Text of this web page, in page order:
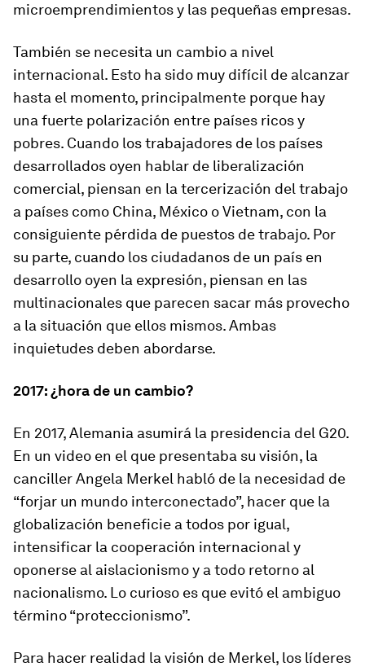
microemprendimientos y las pequeñas empresas.
También se necesita un cambio a nivel
internacional. Esto ha sido muy difícil de alcanzar
hasta el momento, principalmente porque hay
una fuerte polarización entre países ricos y
pobres. Cuando los trabajadores de los países
desarrollados oyen hablar de liberalización
comercial, piensan en la tercerización del trabajo
a países como China, México o Vietnam, con la
consiguiente pérdida de puestos de trabajo. Por
su parte, cuando los ciudadanos de un país en
desarrollo oyen la expresión, piensan en las
multinacionales que parecen sacar más provecho
a la situación que ellos mismos. Ambas
inquietudes deben abordarse.
2017: ¿hora de un cambio?
En 2017, Alemania asumirá la presidencia del G20.
En un video en el que presentaba su visión, la
canciller Angela Merkel habló de la necesidad de
“forjar un mundo interconectado”, hacer que la
globalización beneficie a todos por igual,
intensificar la cooperación internacional y
oponerse al aislacionismo y a todo retorno al
nacionalismo. Lo curioso es que evitó el ambiguo
término “proteccionismo”.
Para hacer realidad la visión de Merkel, los líderes